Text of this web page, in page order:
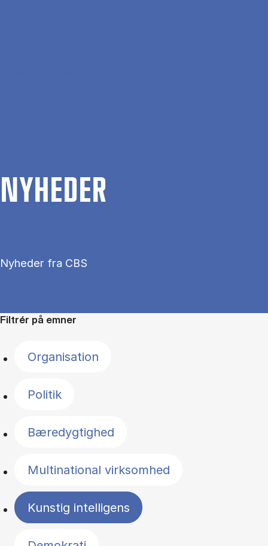
NYHE­DER
Nyheder fra CBS
Filtrér på emner
Organisation
Politik
Bæredygtighed
Multinational virksomhed
Kunstig intelligens